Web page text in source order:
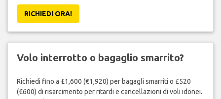
RICHIEDI ORA!
Volo interrotto o bagaglio smarrito?
Richiedi fino a £1,600 (€1,920) per bagagli smarriti o £520
(€600) di risarcimento per ritardi e cancellazioni di voli idonei.